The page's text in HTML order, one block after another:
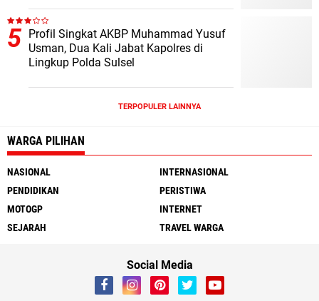
Profil Singkat AKBP Muhammad Yusuf
Usman, Dua Kali Jabat Kapolres di
Lingkup Polda Sulsel
TERPOPULER LAINNYA
WARGA PILIHAN
NASIONAL
INTERNASIONAL
PENDIDIKAN
PERISTIWA
MOTOGP
INTERNET
SEJARAH
TRAVEL WARGA
Social Media